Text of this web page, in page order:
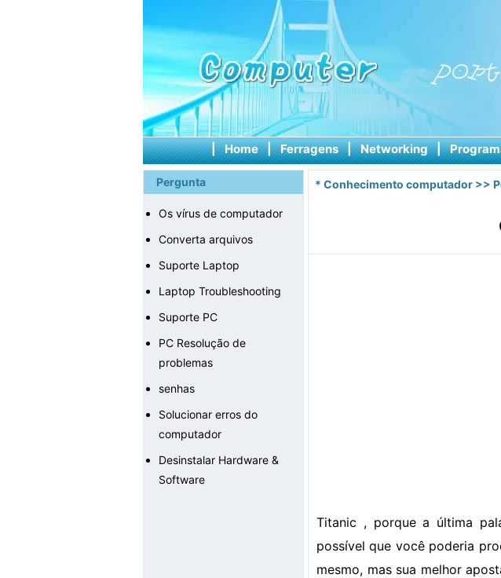
| Home | Ferragens | Networking |
Pergunta
Os vírus de computador
Converta arquivos
Suporte Laptop
Laptop Troubleshooting
Suporte PC
PC Resolução de
problemas
senhas
Solucionar erros do
computador
Desinstalar Hardware &
Software
* Conhecimento computador >>
Titanic , porque a última
possível que você poderia
mesmo, mas sua melhor